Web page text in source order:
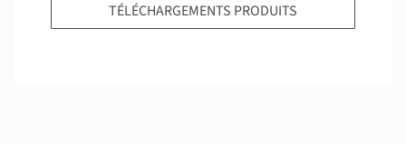
TÉLÉCHARGEMENTS PRODUITS